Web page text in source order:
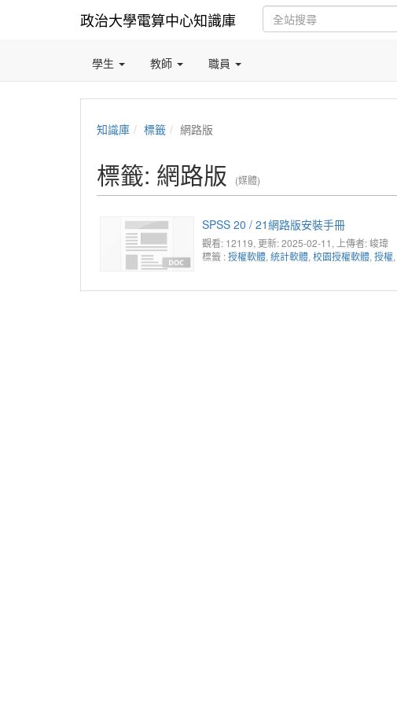
政治大學電算中心知識庫
學生 教師 職員
知識庫 標籤 網路版
標籤: 網路版 (媒體)
SPSS 20 / 21網路版安裝手冊
觀看: 12119, 更新: 2025-02-11, 上傳者: 峻瑋
標籤 :授權軟體, 統計軟體, 校園授權軟體, 授權,